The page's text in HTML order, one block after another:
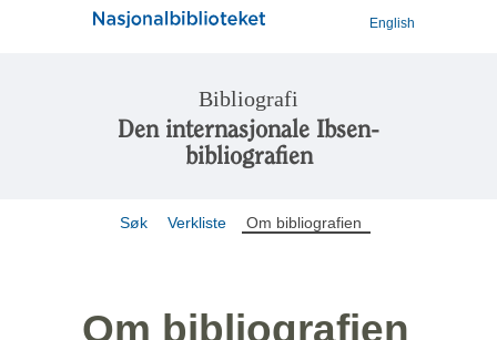
English
Bibliografi
Den internasjonale Ibsen-
bibliografien
Søk Verkliste Om bibliografien
Om bibliografien